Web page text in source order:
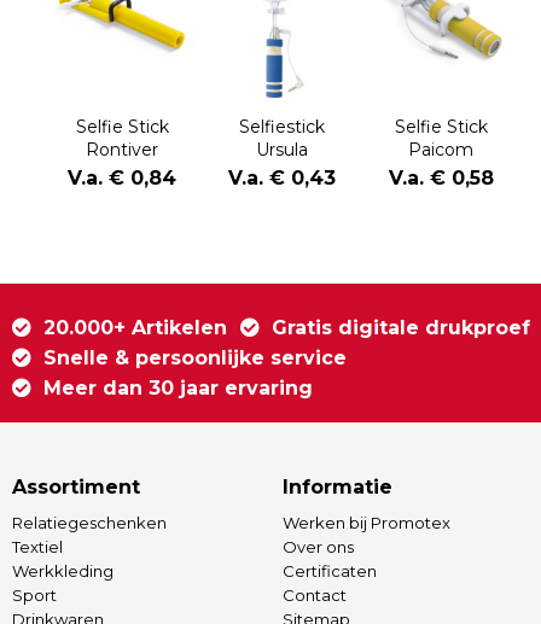
Selfie Stick
Rontiver
V.a. € 0,84
Selfiestick
Ursula
V.a. € 0,43
Selfie Stick
Paicom
V.a. € 0,58
20.000+ Artikelen
Gratis digitale drukproef
Snelle & persoonlijke service
Meer dan 30 jaar ervaring
Assortiment
Relatiegeschenken
Textiel
Werkkleding
Sport
Drinkwaren
Informatie
Werken bij Promotex
Over ons
Certificaten
Contact
Sitemap